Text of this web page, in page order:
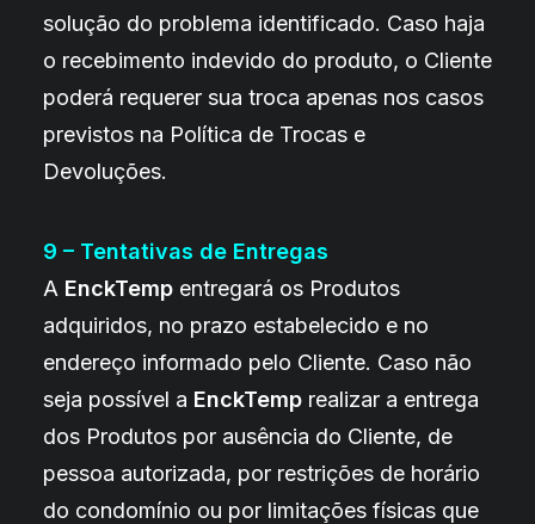
solução do problema identificado. Caso haja
o recebimento indevido do produto, o Cliente
poderá requerer sua troca apenas nos casos
previstos na Política de Trocas e
Devoluções.
9 – Tentativas de Entregas
A EnckTemp entregará os Produtos
adquiridos, no prazo estabelecido e no
endereço informado pelo Cliente. Caso não
seja possível a EnckTemp realizar a entrega
dos Produtos por ausência do Cliente, de
pessoa autorizada, por restrições de horário
do condomínio ou por limitações físicas que